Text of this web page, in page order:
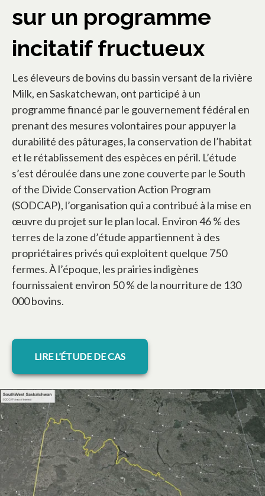
sur un programme
incitatif fructueux
Les éleveurs de bovins du bassin versant de la rivière
Milk, en Saskatchewan, ont participé à un
programme financé par le gouvernement fédéral en
prenant des mesures volontaires pour appuyer la
durabilité des pâturages, la conservation de l’habitat
et le rétablissement des espèces en péril. L’étude
s’est déroulée dans une zone couverte par le South
of the Divide Conservation Action Program
(SODCAP), l’organisation qui a contribué à la mise en
œuvre du projet sur le plan local. Environ 46 % des
terres de la zone d’étude appartiennent à des
propriétaires privés qui exploitent quelque 750
fermes. À l’époque, les prairies indigènes
fournissaient environ 50 % de la nourriture de 130
000 bovins.
LIRE L’ÉTUDE DE CAS
s’ouvre dans un nouvel onglet